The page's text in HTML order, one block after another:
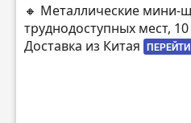
🔸 Металлические мини-
труднодоступных мест,
Доставка из Китая ПЕРЕЙТИ